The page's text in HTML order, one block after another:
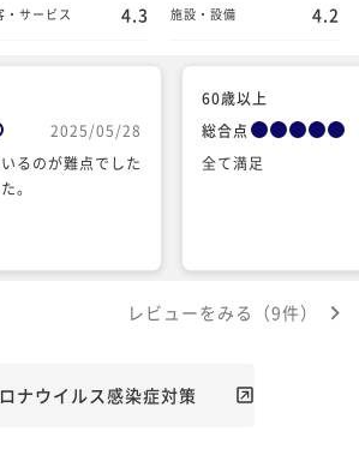
・サービス 4.3 施設・設備 4.2
2025/05/28
るのが難点でした
。
60歳以上
総合点
全て満足
レビューをみる（9件）
ナウイルス感染症対策